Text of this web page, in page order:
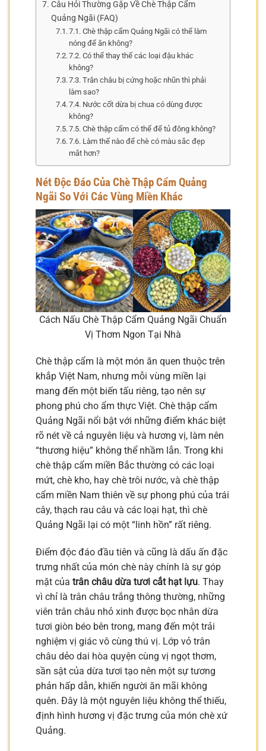
Câu Hỏi Thường Gặp Về Chè Thập Cẩm
Quảng Ngãi (FAQ)
7.1. Chè thập cẩm Quảng Ngãi có thể làm
nóng để ăn không?
7.2. Có thể thay thế các loại đậu khác
không?
7.3. Trân châu bị cứng hoặc nhũn thì phải
làm sao?
7.4. Nước cốt dừa bị chua có dùng được
không?
7.5. Chè thập cẩm có thể để tủ đông không?
7.6. Làm thế nào để chè có màu sắc đẹp
mắt hơn?
Nét Độc Đáo Của Chè Thập Cẩm Quảng
Ngãi So Với Các Vùng Miền Khác
Cách Nấu Chè Thập Cẩm Quảng Ngãi Chuẩn
Vị Thơm Ngon Tại Nhà
Chè thập cẩm là một món ăn quen thuộc trên
khắp Việt Nam, nhưng mỗi vùng miền lại
mang đến một biến tấu riêng, tạo nên sự
phong phú cho ẩm thực Việt. Chè thập cẩm
Quảng Ngãi nổi bật với những điểm khác biệt
rõ nét về cả nguyên liệu và hương vị, làm nên
“thương hiệu” không thể nhầm lẫn. Trong khi
chè thập cẩm miền Bắc thường có các loại
mứt, chè kho, hay chè trôi nước, và chè thập
cẩm miền Nam thiên về sự phong phú của trái
cây, thạch rau câu và các loại hạt, thì chè
Quảng Ngãi lại có một “linh hồn” rất riêng.
Điểm độc đáo đầu tiên và cũng là dấu ấn đặc
trưng nhất của món chè này chính là sự góp
mặt của trân châu dừa tươi cắt hạt lựu. Thay
vì chỉ là trân châu trắng thông thường, những
viên trân châu nhỏ xinh được bọc nhân dừa
tươi giòn béo bên trong, mang đến một trải
nghiệm vị giác vô cùng thú vị. Lớp vỏ trân
châu dẻo dai hòa quyện cùng vị ngọt thơm,
sần sật của dừa tươi tạo nên một sự tương
phản hấp dẫn, khiến người ăn mãi không
quên. Đây là một nguyên liệu không thể thiếu,
định hình hương vị đặc trưng của món chè xứ
Quảng.